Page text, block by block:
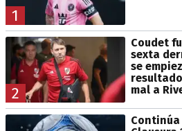
1
2
Coudet
sexta
se
mal a
Continúa